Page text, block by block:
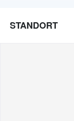
STANDORT